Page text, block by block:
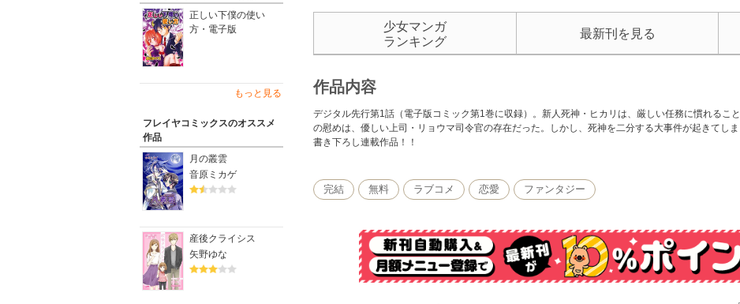
正しい下僕の使い
方・電子版
もっと見る
フレイヤコミックスのオススメ
作品
月の叢雲
音原ミカゲ
産後クライシス
矢野ゆな
少女マンガ
ランキング
最新刊を見る
作品内容
デジタル先行第1話（電子版コミック第1巻に収録）。新人死神・ヒカリは、厳しい任務に慣れるこ
の慰めは、優しい上司・リョウマ司令官の存在だった。しかし、死神を二分する大事件が起きてし
書き下ろし連載作品！！
完結 無料 ラブコメ 恋愛 ファンタジー